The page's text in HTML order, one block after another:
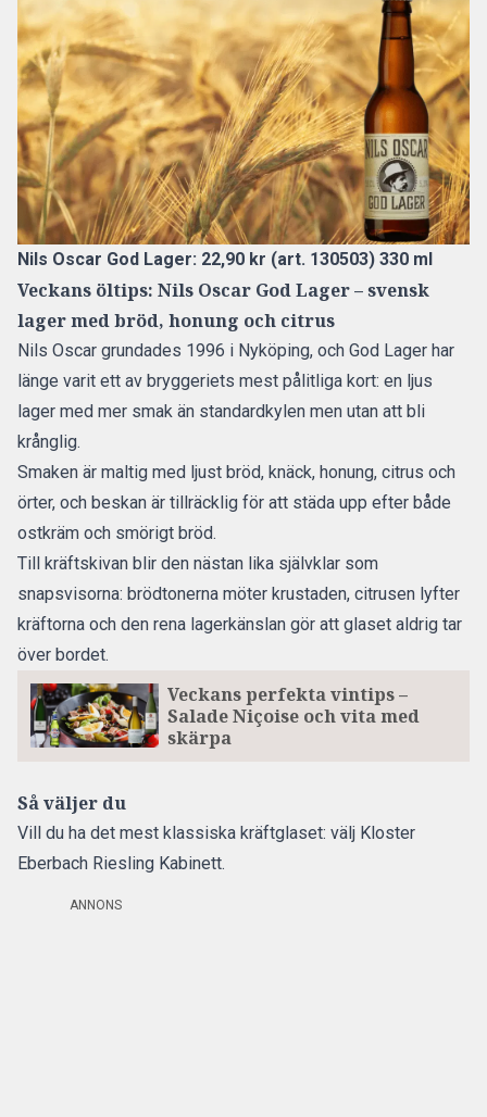
Nils Oscar God Lager: 22,90 kr (art. 130503) 330 ml
Veckans öltips: Nils Oscar God Lager – svensk
lager med bröd, honung och citrus
Nils Oscar grundades 1996 i Nyköping, och God Lager har
länge varit ett av bryggeriets mest pålitliga kort: en ljus
lager med mer smak än standardkylen men utan att bli
krånglig.
Smaken är maltig med ljust bröd, knäck, honung, citrus och
örter, och beskan är tillräcklig för att städa upp efter både
ostkräm och smörigt bröd.
Till kräftskivan blir den nästan lika självklar som
snapsvisorna: brödtonerna möter krustaden, citrusen lyfter
kräftorna och den rena lagerkänslan gör att glaset aldrig tar
över bordet.
Veckans perfekta vintips –
Salade Niçoise och vita med
skärpa
Så väljer du
Vill du ha det mest klassiska kräftglaset: välj Kloster
Eberbach Riesling Kabinett.
ANNONS